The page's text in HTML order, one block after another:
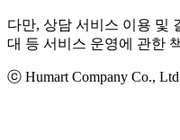
다만, 상담 서비스 이용 및
대 등 서비스 운영에 관한
ⓒ Humart Company Co.,